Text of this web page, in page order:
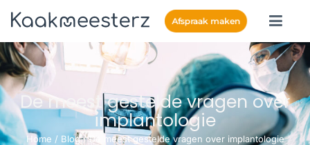
Afspraak maken
De meest gestelde vragen over
implantologie
Home / Blog/De meest gestelde vragen over implantologie